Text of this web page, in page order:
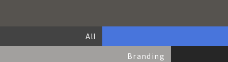
All
Branding